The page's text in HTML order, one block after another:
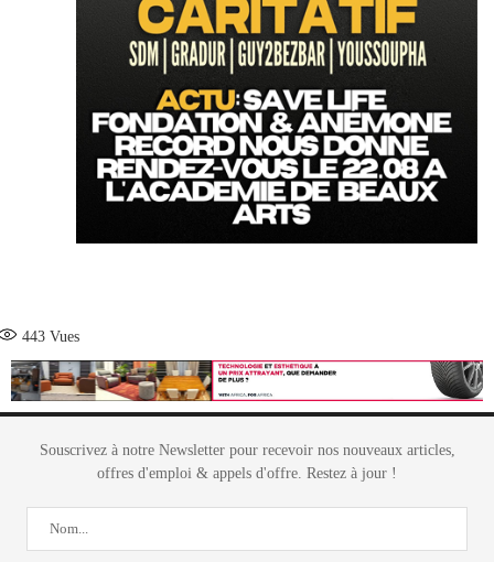
443 Vues
Souscrivez à notre Newsletter pour recevoir nos nouveaux articles,
offres d'emploi & appels d'offre. Restez à jour !